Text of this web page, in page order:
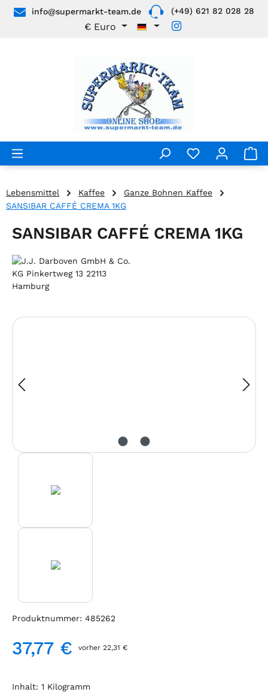
Zum Hauptinhalt springen
info@supermarkt-team.de (+49) 621 82 028 28
€ Euro
Lebensmittel Kaffee
Ganze Bohnen Kaffee
SANSIBAR CAFFÉ CREMA 1KG
SANSIBAR CAFFÉ CREMA 1KG
Bildergalerie überspringen
Produktnummer: 485262
Regulärer Preis:
37,77 € vorher 22,31 €
Inhalt: 1 Kilogramm